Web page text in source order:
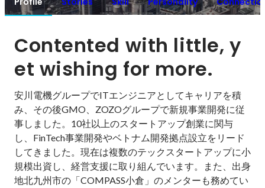
Contented with little, y
et wishing for more.
安川電機グループでITエンジニアとしてキャリアを積
み、その後GMO、ZOZOグループで新規事業開発に従
事しました。10社以上のスタートアップ創業に関与
し、FinTech事業開発やベトナム開発拠点設立をリード
してきました。現在は複数のテックスタートアップに小
規模出資し、経営支援に取り組んでいます。また、出身
地北九州市の「COMPASS小倉」のメンターも務めてい